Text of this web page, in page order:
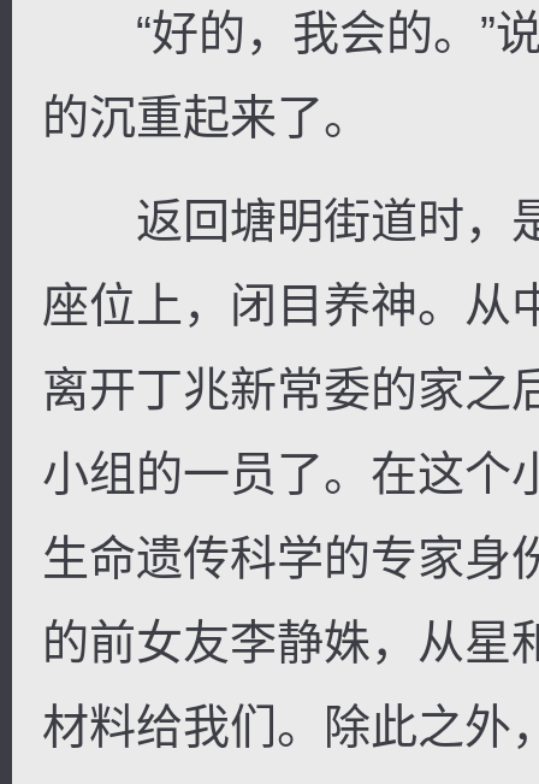
“好的，我会的。”说
的沉重起来了。
返回塘明街道时，
座位上，闭目养神。从
离开丁兆新常委的家之
小组的一员了。在这个
生命遗传科学的专家身
的前女友李静姝，从星
材料给我们。除此之外